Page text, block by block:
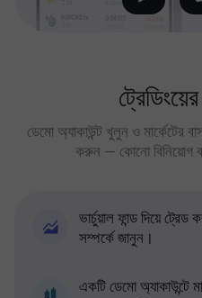
ডেমো অ্যাকাউন্ট খুলুন ও মার্কেটের
করুন — কোনো বিনিয়োগ
ভার্চুয়াল ফান্ড দিয়ে
সম্পর্কে জানুন।
একটি ডেমো অ্যাকাউন্টে